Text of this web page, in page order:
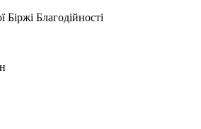
Біржі Благодійності